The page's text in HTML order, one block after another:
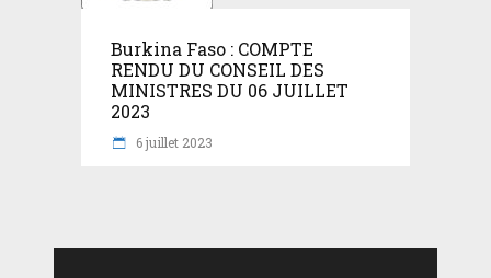
Burkina Faso : COMPTE
RENDU DU CONSEIL DES
MINISTRES DU 06 JUILLET
2023
6 juillet 2023